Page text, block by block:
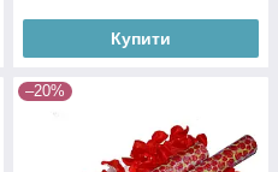
Купити
–20%